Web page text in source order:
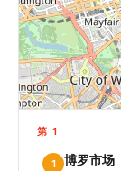
第 1
1 博罗市场